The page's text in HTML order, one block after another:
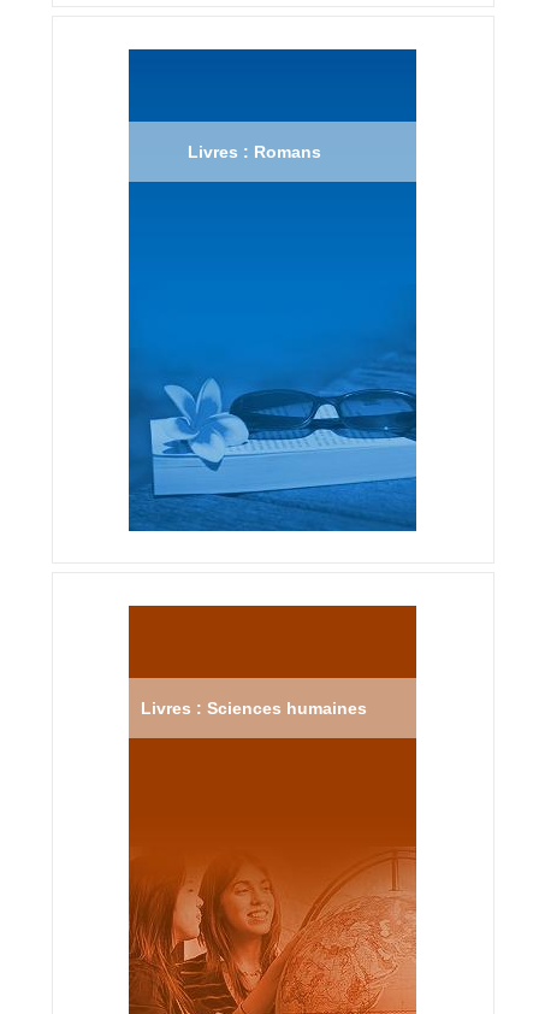
Livres : Romans
Livres : Sciences humaines